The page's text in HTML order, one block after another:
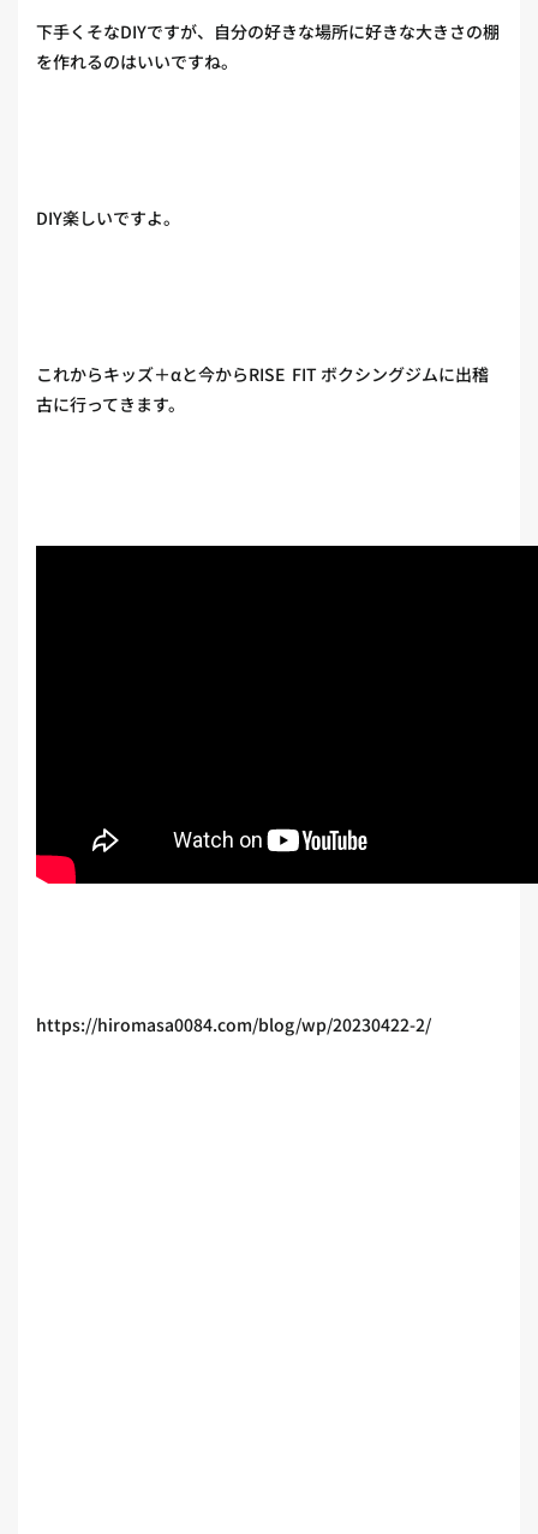
下手くそなDIYですが、自分の好きな場所に好きな大きさの棚
を作れるのはいいですね。
DIY楽しいですよ。
これからキッズ＋αと今からRISE FIT ボクシングジムに出稽
古に行ってきます。
https://hiromasa0084.com/blog/wp/20230422-2/